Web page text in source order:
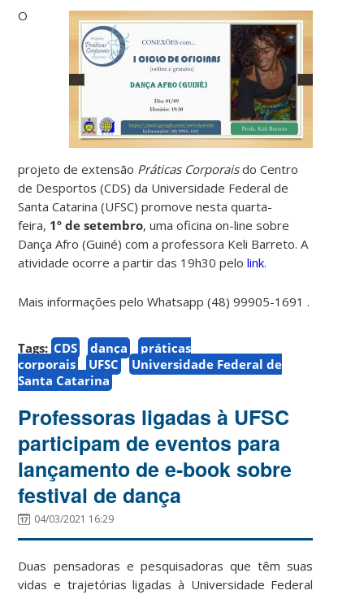
O
projeto de extensão Práticas Corporaisdo Centro
de Desportos (CDS) da Universidade Federal de
Santa Catarina (UFSC) promove nesta quarta-
feira, 1º de setembro, uma oficina on-line sobre
Dança Afro (Guiné) com a professora Keli Barreto. A
atividade ocorre a partir das 19h30 pelolink.
Mais informações pelo Whatsapp(48) 99905-1691 .
Tags: CDS dança
práticas
corporais
UFSC
Universidade Federal de
Santa Catarina
Professoras ligadas à UFSC
participam de eventos para
lançamento de e-book sobre
festival de dança
04/03/2021 16:29
Duas pensadoras e pesquisadoras que têm suas
vidas e trajetórias ligadas à Universidade Federal